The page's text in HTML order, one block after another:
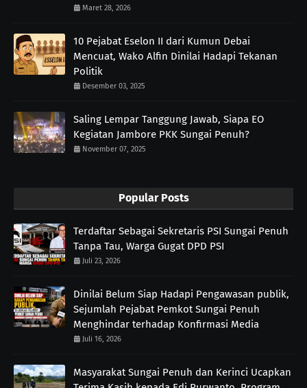
Maret 28, 2026
10 Pejabat Eselon II dari Kumun Debai
Mencuat, Wako Alfin Dinilai Hadapi Tekanan
Politik
Desember 03, 2025
Saling Lempar Tanggung Jawab, Siapa EO
Kegiatan Jambore PKK Sungai Penuh?
November 07, 2025
Popular Posts
Terdaftar Sebagai Sekretaris PSI Sungai Penuh
Tanpa Tau, Warga Gugat DPD PSI
Juli 23, 2026
Dinilai Belum Siap Hadapi Pengawasan publik,
Sejumlah Pejabat Pemkot Sungai Penuh
Menghindar terhadap Konfirmasi Media
Juli 16, 2026
Masyarakat Sungai Penuh dan Kerinci Ucapkan